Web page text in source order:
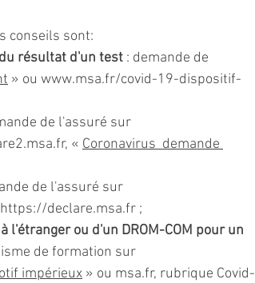
conseils sont:
résultat d'un test : demande de
» ou www.msa.fr/covid-19-dispositif-
de l'assuré sur
, « Coronavirus  demande
de l'assuré sur
https://declare.msa.fr ;
ou d'un DROM-COM pour un
de formation sur
impérieux » ou msa.fr, rubrique Covid-